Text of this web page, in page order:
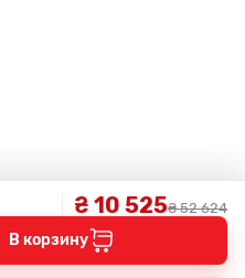
₴ 10 525₴ 52 624
В корзину